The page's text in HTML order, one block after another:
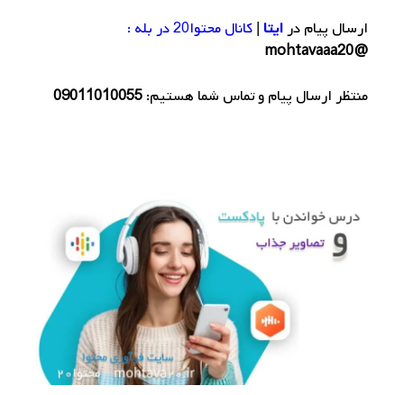
ارسال پیام درایتا |کانال محتوا20 در بله :
@mohtavaaa20
منتظر ارسال پیام و تماس شما هستیم:09011010055